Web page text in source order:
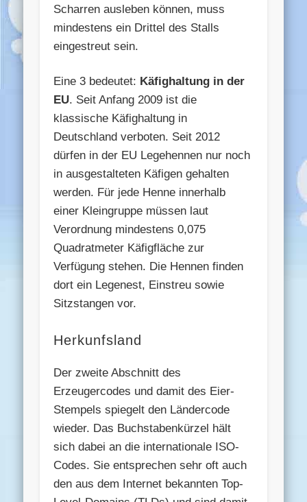
Scharren ausleben können, muss
mindestens ein Drittel des Stalls
eingestreut sein.
Eine 3 bedeutet: Käfighaltung in der
EU. Seit Anfang 2009 ist die
klassische Käfighaltung in
Deutschland verboten. Seit 2012
dürfen in der EU Legehennen nur noch
in ausgestalteten Käfigen gehalten
werden. Für jede Henne innerhalb
einer Kleingruppe müssen laut
Verordnung mindestens 0,075
Quadratmeter Käfigfläche zur
Verfügung stehen. Die Hennen finden
dort ein Legenest, Einstreu sowie
Sitzstangen vor.
Herkunfsland
Der zweite Abschnitt des
Erzeugercodes und damit des Eier-
Stempels spiegelt den Ländercode
wieder. Das Buchstabenkürzel hält
sich dabei an die internationale ISO-
Codes. Sie entsprechen sehr oft auch
den aus dem Internet bekannten Top-